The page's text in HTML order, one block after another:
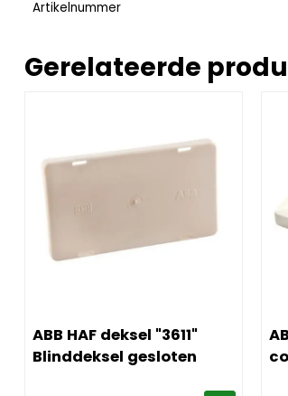
Artikelnummer
Gerelateerde
ABB HAF deksel "3611"
Blinddeksel gesloten